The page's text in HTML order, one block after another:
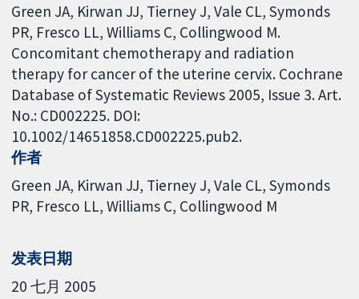
Green JA, Kirwan JJ, Tierney J, Vale CL, Symonds
PR, Fresco LL, Williams C, Collingwood M.
Concomitant chemotherapy and radiation
therapy for cancer of the uterine cervix. Cochrane
Database of Systematic Reviews 2005, Issue 3. Art.
No.: CD002225. DOI:
10.1002/14651858.CD002225.pub2.
作者
Green JA Kirwan JJ Tierney J Vale CL Symonds
PR Fresco LL Williams C Collingwood M
发表日期
20 七月 2005